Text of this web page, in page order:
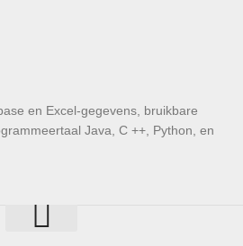
en Excel-gegevens, bruikbare
Java, C ++, Python, en